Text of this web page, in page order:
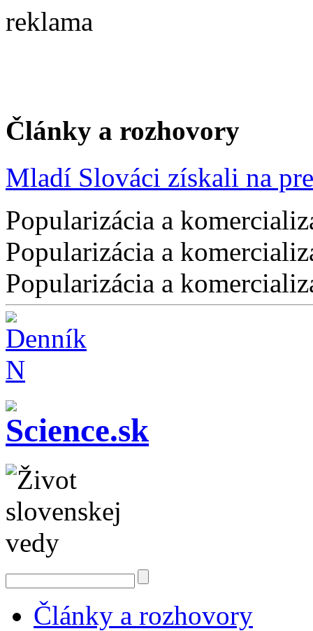
reklama
Články a rozhovory
Mladí Slováci získali na
Popularizácia a
Popularizácia a
Popularizácia a
Články a rozhovory